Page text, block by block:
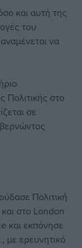
και αυτή της
του
να
στο
σε
Πολιτική
στο London
και εκπόνησε
με ερευνητικό